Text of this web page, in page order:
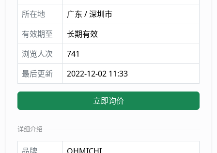
所在地
广东 / 深圳市
有效期至
长期有效
浏览人次
741
最后更新
2022-12-02 11:33
立即询价
详细介绍
品牌
OHMICHI